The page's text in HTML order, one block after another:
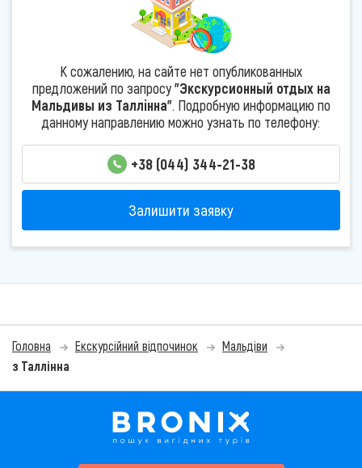
К сожалению, на сайте нет опубликованных
предложений по запросу"Экскурсионный отдых на
Мальдивы из Таллінна". Подробную информацию по
данному направлению можно узнать по телефону:
+38 (044) 344-21-38
Залишити заявку
Головна Екскурсійний відпочинок
Мальдіви
з Таллінна